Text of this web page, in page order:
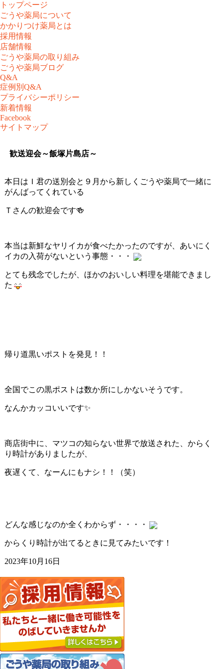
トップページ
ごうや薬局について
かかりつけ薬局とは
採用情報
店舗情報
ごうや薬局の取り組み
ごうや薬局ブログ
Q&A
症例別Q&A
プライバシーポリシー
新着情報
Facebook
サイトマップ
歓送迎会～飯塚片島店～
本日はＩ君の送別会と９月から新しくごうや薬局で一緒に
がんばってくれている
Ｔさんの歓迎会です🍻
本当は新鮮なヤリイカが食べたかったのですが、あいにく
イカの入荷がないという事態・・・
とても残念でしたが、ほかのおいしい料理を堪能できまし
た
帰り道黒いポストを発見！！
全国でこの黒ポストは数か所にしかないそうです。
なんかカッコいいです✨
商店街中に、マツコの知らない世界で放送された、からく
り時計がありましたが、
夜遅くて、なーんにもナシ！！（笑）
どんな感じなのか全くわからず・・・・
からくり時計が出てるときに見てみたいです！
2023年10月16日